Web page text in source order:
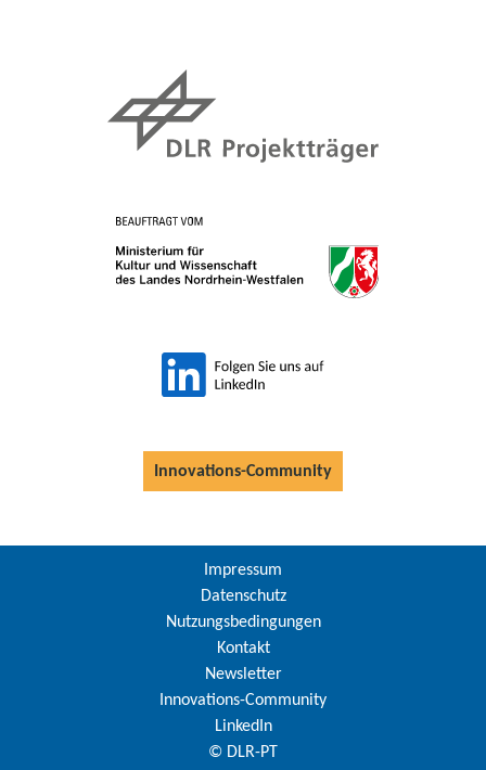
Innovations-Community
Impressum
Datenschutz
Nutzungsbedingungen
Kontakt
Newsletter
Innovations-Community
LinkedIn
© DLR-PT